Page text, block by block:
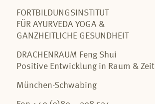
FORTBILDUNGSINSTITUT
FÜR AYURVEDA YOGA &
GANZHEITLICHE GESUNDHEIT
DRACHENRAUM Feng Shui
Positive Entwicklung in Raum & Zeit
München-Schwabing